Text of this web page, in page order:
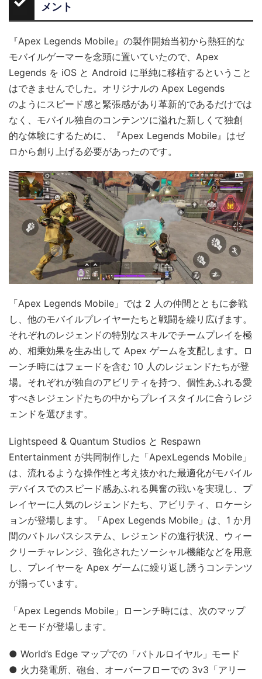
メント
『Apex Legends Mobile』の製作開始当初から熱狂的な
モバイルゲーマーを念頭に置いていたので、Apex
Legends を iOS と Android に単純に移植するということ
はできませんでした。オリジナルの Apex Legends
のようにスピード感と緊張感があり革新的であるだけでは
なく、モバイル独自のコンテンツに溢れた新しくて独創
的な体験にするために、『Apex Legends Mobile』はゼ
ロから創り上げる必要があったのです。
「Apex Legends Mobile」では 2 人の仲間とともに参戦
し、他のモバイルプレイヤーたちと戦闘を繰り広げます。
それぞれのレジェンドの特別なスキルでチームプレイを極
め、相乗効果を生み出して Apex ゲームを支配します。ロ
ーンチ時にはフェードを含む 10 人のレジェンドたちが登
場。それぞれが独自のアビリティを持つ、個性あふれる愛
すべきレジェンドたちの中からプレイスタイルに合うレジ
ェンドを選びます。
Lightspeed & Quantum Studios と Respawn
Entertainment が共同制作した「ApexLegends Mobile」
は、流れるような操作性と考え抜かれた最適化がモバイル
デバイスでのスピード感あふれる興奮の戦いを実現し、プ
レイヤーに人気のレジェンドたち、アビリティ、ロケーシ
ョンが登場します。「Apex Legends Mobile」は、1 か月
間のバトルパスシステム、レジェンドの進行状況、ウィー
クリーチャレンジ、強化されたソーシャル機能などを用意
し、プレイヤーを Apex ゲームに繰り返し誘うコンテンツ
が揃っています。
「Apex Legends Mobile」ローンチ時には、次のマップ
とモードが登場します。
● World’s Edge マップでの「バトルロイヤル」モード
● 火力発電所、砲台、オーバーフローでの 3v3「アリー